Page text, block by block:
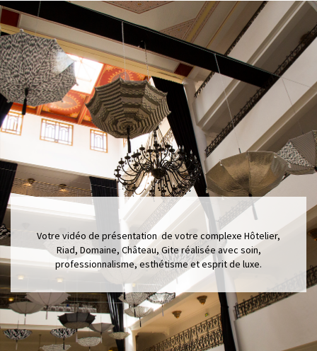
Votre vidéo de présentation de votre complexe Hôtelier,
Riad, Domaine, Château, Gite réalisée avec soin,
professionnalisme, esthétisme et esprit de luxe.